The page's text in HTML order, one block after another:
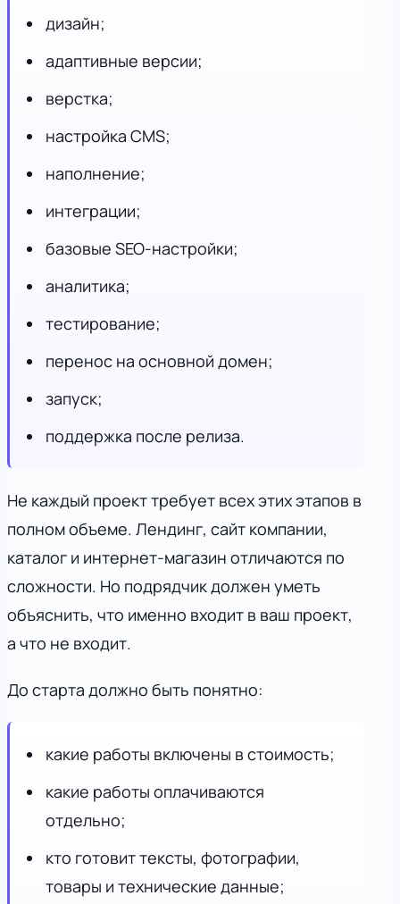
дизайн;
адаптивные версии;
верстка;
настройка CMS;
наполнение;
интеграции;
базовые SEO-настройки;
аналитика;
тестирование;
перенос на основной домен;
запуск;
поддержка после релиза.
Не каждый проект требует всех этих этапов в
полном объеме. Лендинг, сайт компании,
каталог и интернет-магазин отличаются по
сложности. Но подрядчик должен уметь
объяснить, что именно входит в ваш проект,
а что не входит.
До старта должно быть понятно:
какие работы включены в стоимость;
какие работы оплачиваются
отдельно;
кто готовит тексты, фотографии,
товары и технические данные;